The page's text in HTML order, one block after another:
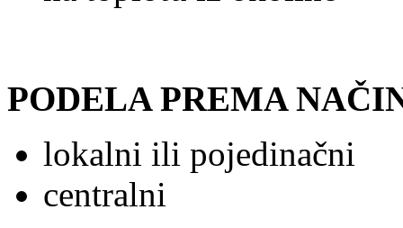
PODELA PREMA
lokalni ili pojedinačni
centralni